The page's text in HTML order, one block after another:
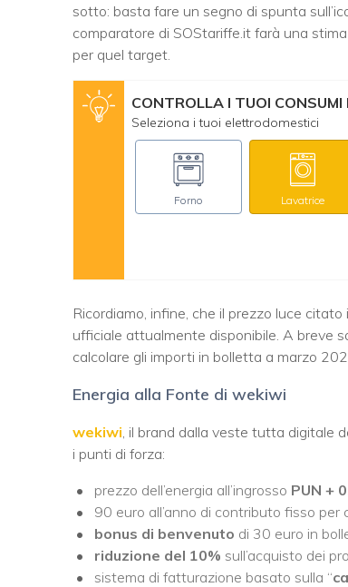
sotto: basta fare un segno di spunta
comparatore di SOStariffe.it farà una
per quel target.
CONTROLLA I TUOI CONSUMI
Seleziona i tuoi elettrodomestici
Forno Lavatrice
Ricordiamo, infine, che il prezzo luce
ufficiale attualmente disponibile. A breve
calcolare gli importi in bolletta a marzo
Energia alla Fonte di wekiwi
wekiwi , il brand dalla veste tutta digitale
i punti di forza:
prezzo dell’energia all’ingrosso PUN +
90 euro all’anno di contributo fisso per
bonus di benvenuto di 30 euro in
riduzione del 10% sull’acquisto dei
sistema di fatturazione basato sulla “